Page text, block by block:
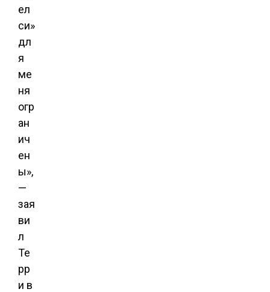
ел
си»
дл
я
ме
ня
огр
ан
ич
ен
ы»,
—
зая
ви
л
Те
рр
и в